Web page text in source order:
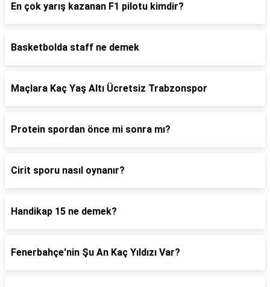
En çok yarış kazanan F1 pilotu kimdir?
Basketbolda staff ne demek
Maçlara Kaç Yaş Altı Ücretsiz Trabzonspor
Protein spordan önce mi sonra mı?
Cirit sporu nasıl oynanır?
Handikap 15 ne demek?
Fenerbahçe'nin Şu An Kaç Yıldızı Var?